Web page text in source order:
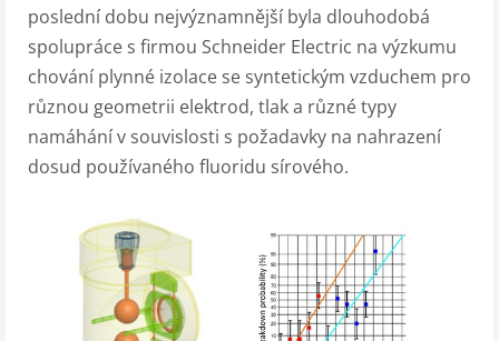
poslední dobu nejvýznamnější byla dlouhodobá
spolupráce s firmou Schneider Electric na výzkumu
chování plynné izolace se syntetickým vzduchem pro
různou geometrii elektrod, tlak a různé typy
namáhání v souvislosti s požadavky na nahrazení
dosud používaného fluoridu sírového.